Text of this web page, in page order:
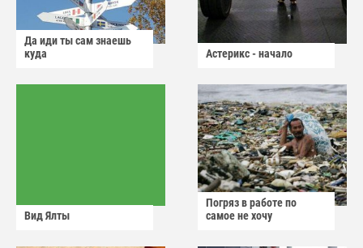
Да иди ты сам знаешь
куда
Астерикс - начало
Вид Ялты
Погряз в работе по
самое не хочу